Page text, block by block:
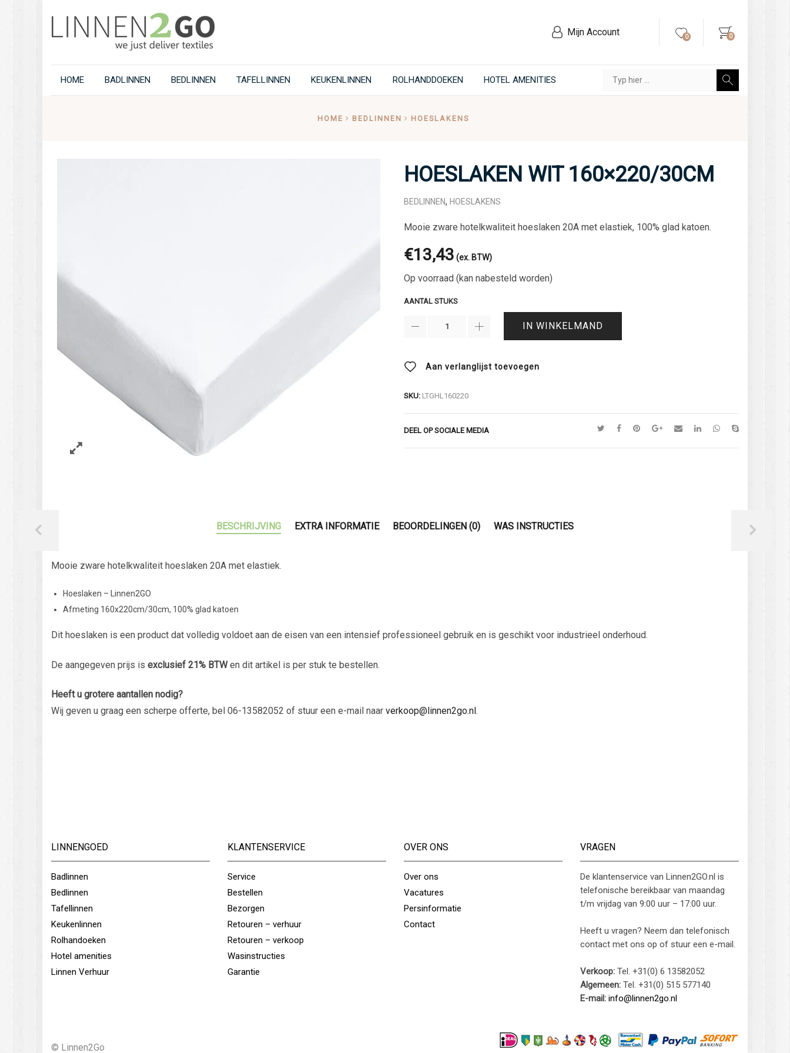
Mijn Account 0 0
HOME BADLINNEN BEDLINNEN TAFELLINNEN KEUKENLINNEN ROLHANDDOEKEN HOTEL AMENITIES
HOME BEDLINNEN HOESLAKENS
HOESLAKEN WIT 160×220/30CM
BEDLINNEN, HOESLAKENS
Mooie zware hotelkwaliteit hoeslaken 20A met elastiek, 100% glad katoen.
€13,43 (ex. BTW)
Op voorraad (kan nabesteld worden)
AANTAL STUKS
IN WINKELMAND
Aan verlanglijst toevoegen
SKU: LTGHL160220
DEEL OP SOCIALE MEDIA
BESCHRIJVING EXTRA INFORMATIE BEOORDELINGEN (0) WAS INSTRUCTIES
Mooie zware hotelkwaliteit hoeslaken 20A met elastiek.
Hoeslaken – Linnen2GO
Afmeting 160x220cm/30cm, 100% glad katoen
Dit hoeslaken is een product dat volledig voldoet aan de eisen van een intensief professioneel gebruik en is geschikt voor industrieel onderhoud.
De aangegeven prijs is exclusief 21% BTWen dit artikel is per stuk te bestellen.
Heeft u grotere aantallen nodig?
Wij geven u graag een scherpe offerte, bel 06-13582052 of stuur een e-mail naar verkoop@linnen2go.nl .
LINNENGOED
Badlinnen
Bedlinnen
Tafellinnen
Keukenlinnen
Rolhandoeken
Hotel amenities
Linnen Verhuur
KLANTENSERVICE
Service
Bestellen
Bezorgen
Retouren – verhuur
Retouren – verkoop
Wasinstructies
Garantie
OVER ONS
Over ons
Vacatures
Persinformatie
Contact
VRAGEN
De klantenservice van Linnen2GO.nl is
telefonische bereikbaar van maandag
t/m vrijdag van 9:00 uur – 17:00 uur.
Heeft u vragen? Neem dan telefonisch
contact met ons op of stuur een e-mail.
Verkoop: Tel. +31(0) 6 13582052
Algemeen: Tel. +31(0) 515 577140
E-mail: info@linnen2go.nl
© Linnen2Go